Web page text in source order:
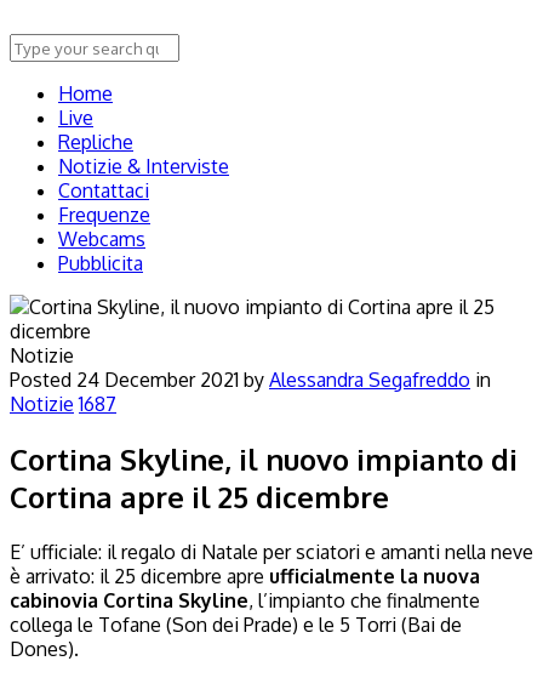
Home
Live
Repliche
Notizie & Interviste
Contattaci
Frequenze
Webcams
Pubblicita
Notizie
Posted 24 December 2021 by Alessandra Segafreddo in
Notizie 1687
Cortina Skyline, il nuovo impianto di
Cortina apre il 25 dicembre
E’ ufficiale: il regalo di Natale per sciatori e amanti nella neve
è arrivato: il 25 dicembre apre ufficialmente la nuova
cabinovia Cortina Skyline, l’impianto che finalmente
collega le Tofane (Son dei Prade) e le 5 Torri (Bai de
Dones).